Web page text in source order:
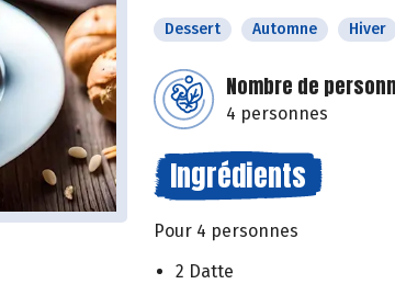
Dessert Automne Hiver
Nombre de
4 personnes
Ingrédients
Pour 4 personnes
2 Datte